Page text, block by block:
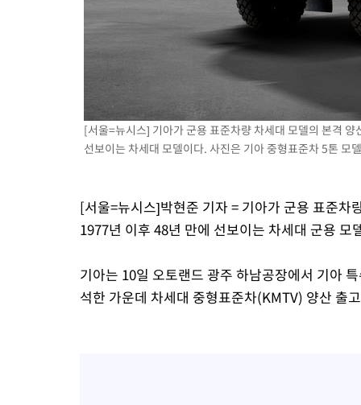
[속보]산업장관 "美무역법 제301조 과잉생산 결과 발표 8월
[속보]코스피 매도사이드카 발동…4%대 급락
[속보]전남광주 초대 시민추천 부시장에 백승주·윤난실
서울 열대야 15일째 지속…비공식 '초열대야' 30도 넘어
[속보]코스닥, 2.15포인트(0.27%) 내린 797.44 출발
[속보]코스피, 119.51포인트(1.81%) 내린 6478.75 개장
6월 경상수지 497.3억 달러…두 달 연속 사상 최대
[속보] 호르무즈 해협 이란-오만 협상 기대속 뉴욕증시 혼조 마감
[서울=뉴시스] 기아가 군용 표준차량 차세대 모델의 본격
선보이는 차세대 모델이다. 사진은 기아 중형표준차 5톤 모
[서울=뉴시스]박현준 기자 = 기아가 군용 표준차
1977년 이후 48년 만에 선보이는 차세대 군용 모
기아는 10일 오토랜드 광주 하남공장에서 기아
석한 가운데 차세대 중형표준차(KMTV) 양산 출